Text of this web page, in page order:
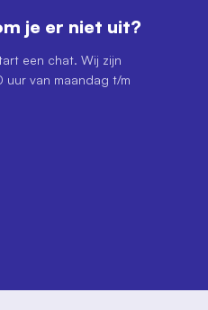
je er niet uit?
een chat. Wij zijn
van maandag t/m